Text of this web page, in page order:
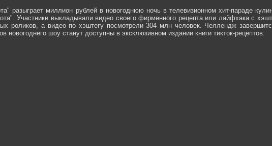
разыграет миллион рублей в новогоднюю ночь в телевизионном хит-параде
Участники выкладывали видео своего фирменного рецепта или лайфхака с
роликов, а видео по хэштегу посмотрели 304 млн человек. Челлендж
новогоднего шоу станут доступны в эксклюзивном издании книги тикток-рецептов.